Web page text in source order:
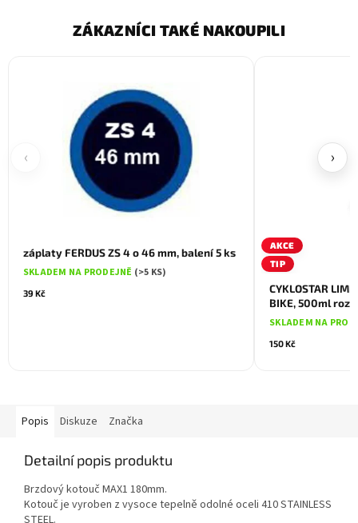
ZÁKAZNÍCI TAKÉ NAKOUPILI
‹
záplaty FERDUS ZS 4 o 46 mm, balení 5 ks
SKLADEM NA PRODEJNĚ (>5 KS)
39 Kč
AKCE
TIP
CYKLOSTAR
BIKE, 500ml
SKLADEM NA
150 Kč
›
Popis Diskuze Značka
Detailní popis produktu
Brzdový kotouč MAX1 180mm.
Kotouč je vyroben z vysoce tepelně odolné oceli 410 STAINLESS